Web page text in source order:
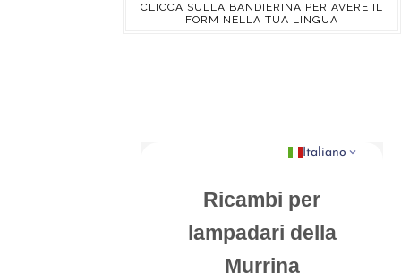
CLICCA SULLA BANDIERINA PER AVERE IL
FORM NELLA TUA LINGUA